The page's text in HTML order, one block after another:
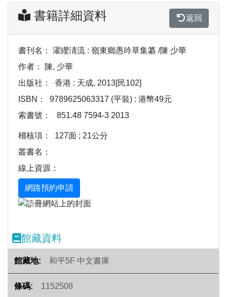
書籍詳細資料 返回
書刊名：
濯纓淸流 : 嶺東鄉愚吟草集纂 /陳 少華
作者：
陳, 少華
出版社：
香港 : 天成, 2013[民102]
ISBN：
9789625063317 (平裝) : 港幣49元
索書號：
851.48 7594-3 2013
稽核項：
127面 ; 21公分
叢書名：
線上資源：
Previous
館藏資料
和平5F 中文書庫
1152508